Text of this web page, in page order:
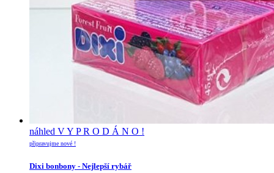
náhled V Y P R O D Á N O !
připravujme nové !
Dixi bonbony - Nejlepší rybář